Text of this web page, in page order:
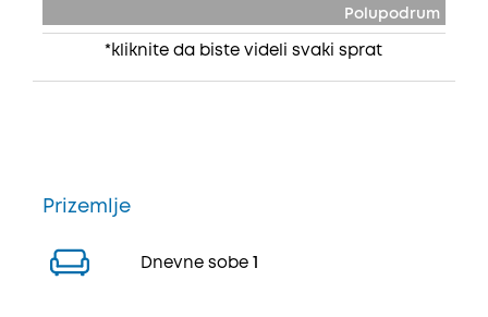
Polupodrum
*kliknite da biste videli svaki sprat
Prizemlje
Dnevne sobe